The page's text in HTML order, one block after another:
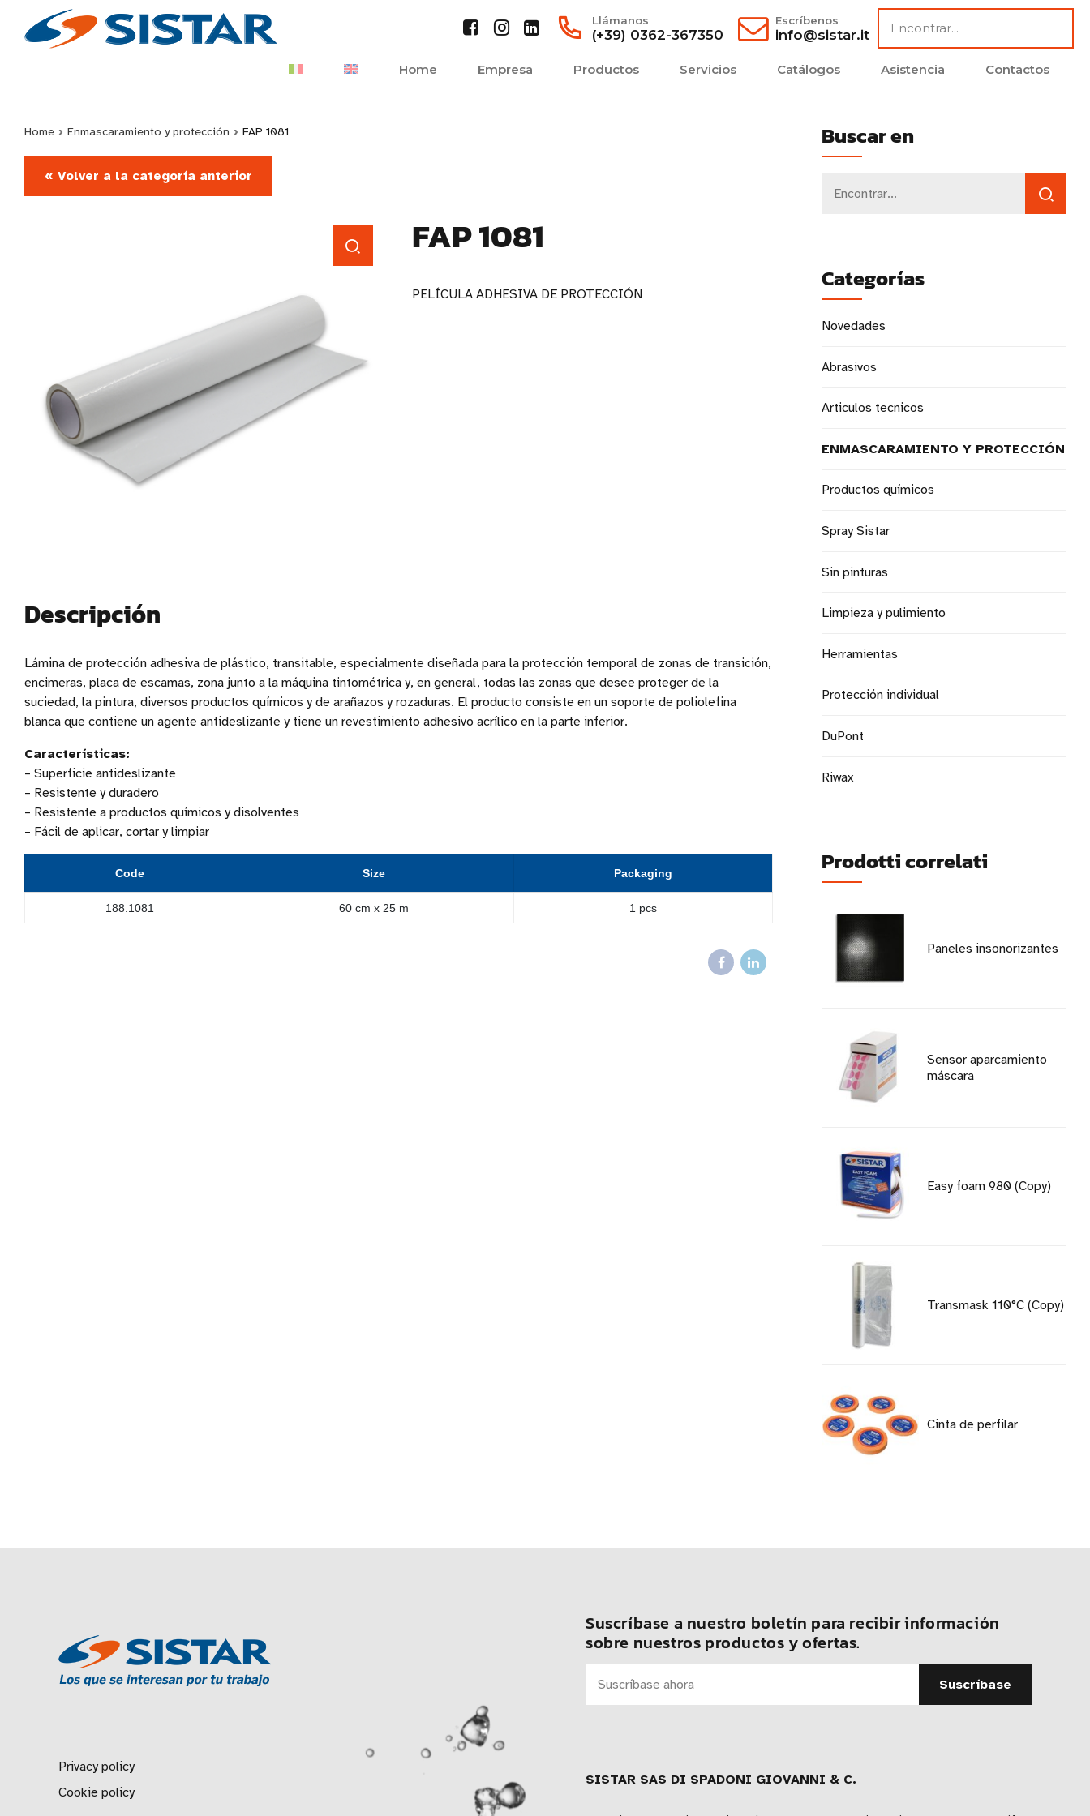
Llámanos
(+39) 0362-367350
Escríbenos
info@sistar.it
Home Empresa Productos Servicios Catálogos Asistencia Contactos
Home › Enmascaramiento y protección › FAP 1081
« Volver a la categoría anterior
FAP 1081
PELÍCULA ADHESIVA DE PROTECCIÓN
Descripción
Lámina de protección adhesiva de plástico, transitable, especialmente diseñada para la protección temporal de zonas de transición,
encimeras, placa de escamas, zona junto a la máquina tintométrica y, en general, todas las zonas que desee proteger de la
suciedad, la pintura, diversos productos químicos y de arañazos y rozaduras. El producto consiste en un soporte de poliolefina
blanca que contiene un agente antideslizante y tiene un revestimiento adhesivo acrílico en la parte inferior.
Características:
– Superficie antideslizante
– Resistente y duradero
– Resistente a productos químicos y disolventes
– Fácil de aplicar, cortar y limpiar
Code Size Packaging
188.1081 60 cm x 25 m 1 pcs
Buscar en
Categorías
Novedades
Abrasivos
Articulos tecnicos
ENMASCARAMIENTO Y PROTECCIÓN
Productos químicos
Spray Sistar
Sin pinturas
Limpieza y pulimiento
Herramientas
Protección individual
DuPont
Riwax
Prodotti correlati
Paneles insonorizantes
Sensor aparcamiento
máscara
Easy foam 980 (Copy)
Transmask 110°C (Copy)
Cinta de perfilar
Suscríbase a nuestro boletín para recibir información
sobre nuestros productos y ofertas.
Privacy policy
Cookie policy
SISTAR SAS DI SPADONI GIOVANNI & C.